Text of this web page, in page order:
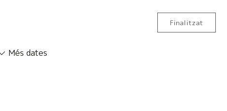
Finalitzat
Més dates